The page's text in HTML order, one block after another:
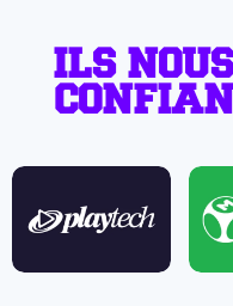
ILS